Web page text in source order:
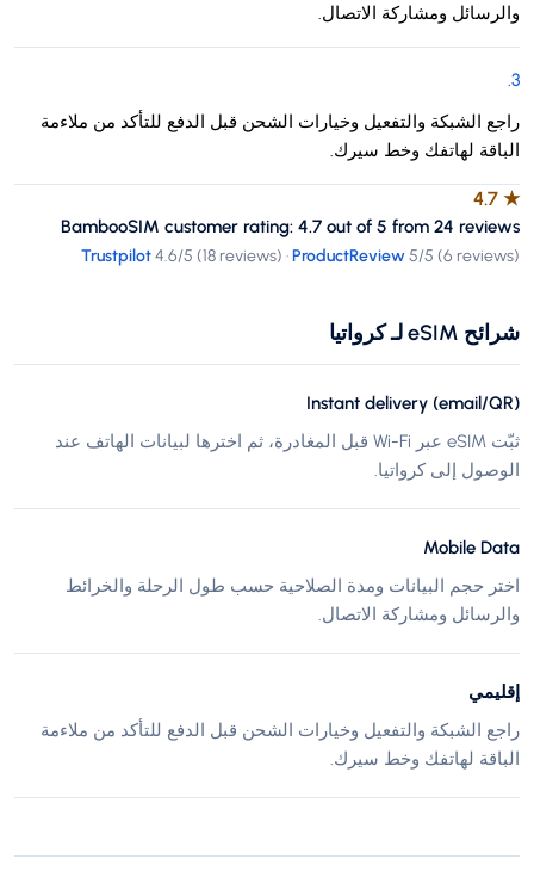
والرسائل ومشاركة الاتصال.
3
.
راجع الشبكة والتفعيل وخيارات الشحن قبل الدفع للتأكد من ملاءمة
الباقة لهاتفك وخط سيرك.
★
4.7
BambooSIM customer rating: 4.7 out of 5 from 24 reviews
Trustpilot4.6/5 (18 reviews) ·ProductReview5/5 (6 reviews)
شرائح eSIM لـ كرواتيا
Instant delivery (email/QR)
ثبّت eSIM عبر Wi-Fi قبل المغادرة، ثم اخترها لبيانات الهاتف عند
الوصول إلى كرواتيا.
Mobile Data
اختر حجم البيانات ومدة الصلاحية حسب طول الرحلة والخرائط
والرسائل ومشاركة الاتصال.
إقليمي
راجع الشبكة والتفعيل وخيارات الشحن قبل الدفع للتأكد من ملاءمة
الباقة لهاتفك وخط سيرك.